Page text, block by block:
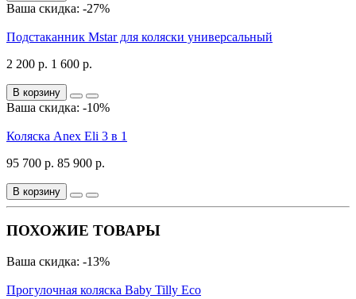
Ваша скидка: -27%
Подстаканник Mstar для коляски универсальный
2 200 р. 1 600 р.
В корзину
Ваша скидка: -10%
Коляска Anex Eli 3 в 1
95 700 р. 85 900 р.
В корзину
ПОХОЖИЕ ТОВАРЫ
Ваша скидка: -13%
Прогулочная коляска Baby Tilly Eco